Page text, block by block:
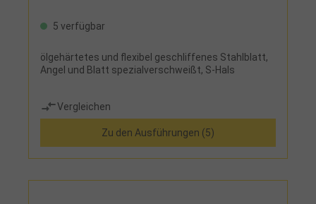
5 verfügbar
ölgehärtetes und flexibel geschliffenes Stahlblatt,
Angel und Blatt spezialverschweißt, S-Hals
Vergleichen
Zu den Ausführungen (5)